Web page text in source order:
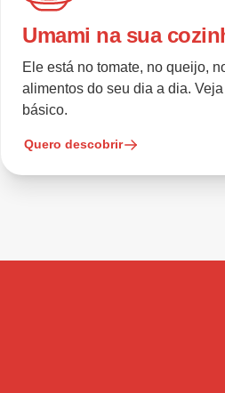
Umami na sua
Ele está no tomate, no queijo,
alimentos do seu dia a dia.
básico.
Quero descobrir